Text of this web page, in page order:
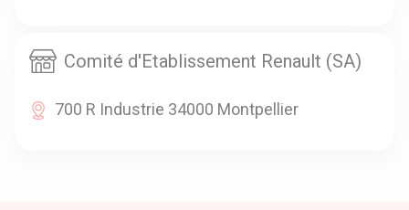
Comité d'Etablissement Renault (SA)
700 R Industrie 34000 Montpellier